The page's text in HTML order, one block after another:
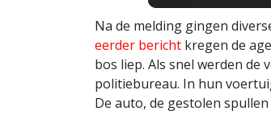
Na de melding gingen
eerder bericht kregen de
bos liep. Als snel werden
politiebureau. In hun
De auto, de gestolen